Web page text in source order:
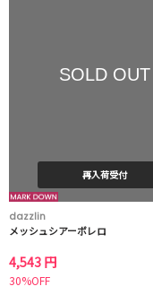
SOLD OUT
再入荷受付
dazzlin
メッシュシアーボレロ
4,543 円
30%OFF